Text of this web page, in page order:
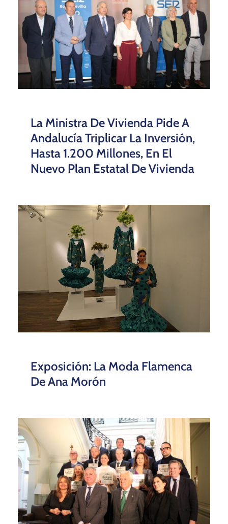
La Ministra De Vivienda Pide A
Andalucía Triplicar La Inversión,
Hasta 1.200 Millones, En El
Nuevo Plan Estatal De Vivienda
Exposición: La Moda Flamenca
De Ana Morón